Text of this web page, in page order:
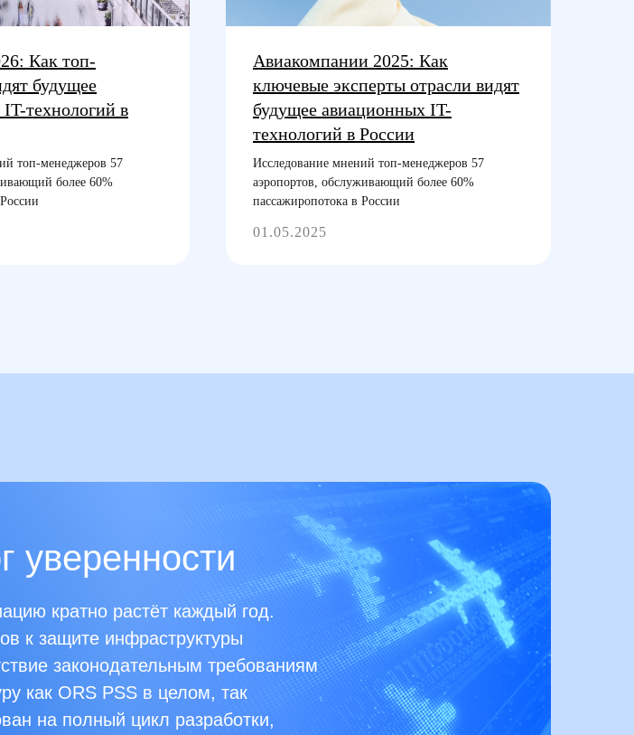
Как топ-
будущее
технологий в
топ-менеджеров 57
более 60%
Авиакомпании 2025: Как
ключевые эксперты отрасли видят
будущее авиационных IT-
технологий в России
Исследование мнений топ-менеджеров 57
аэропортов, обслуживающий более 60%
пассажиропотока в России
01.05.2025
уверенности
кратно растёт каждый год.
к защите инфраструктуры
законодательным требованиям
как ORS PSS в целом, так
на полный цикл разработки,